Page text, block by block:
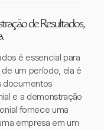
de Resultados,
é essencial para
um período, ela é
documentos
e a demonstração
fornece uma
empresa em um